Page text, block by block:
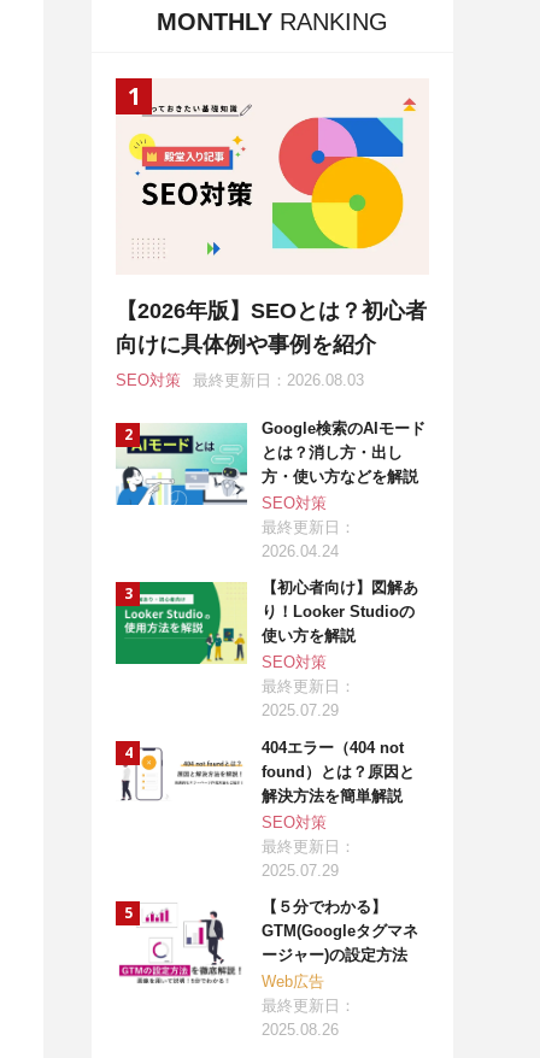
MONTHLY RANKING
【2026年版】SEOとは？初心者
向けに具体例や事例を紹介
SEO対策 最終更新日：2026.08.03
Google検索のAIモード
とは？消し方・出し
方・使い方などを解説
SEO対策
最終更新日：
2026.04.24
【初心者向け】図解あ
り！Looker Studioの
使い方を解説
SEO対策
最終更新日：
2025.07.29
404エラー（404 not
found）とは？原因と
解決方法を簡単解説
SEO対策
最終更新日：
2025.07.29
【５分でわかる】
GTM(Googleタグマネ
ージャー)の設定方法
Web広告
最終更新日：
2025.08.26